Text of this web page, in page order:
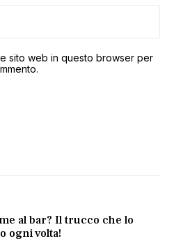
sito web in questo browser per
al bar? Il trucco che lo
ogni volta!